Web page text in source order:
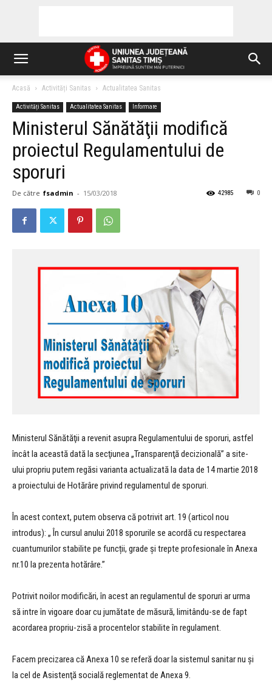
Acasă Activități Sanitas Actualitatea Sanitas
Activități Sanitas Actualitatea Sanitas Informare
Ministerul Sănătăţii modifică
proiectul Regulamentului de
sporuri
De către fsadmin - 15/03/2018 0
42985
Ministerul Sănătăţii a revenit asupra Regulamentului de sporuri, astfel
încât la această dată la secţiunea „Transparenţă decizională” a site-
ului propriu putem regăsi varianta actualizată la data de 14 martie 2018
a proiectului de Hotărâre privind regulamentul de sporuri.
În acest context, putem observa că potrivit art. 19 (articol nou
introdus): „ În cursul anului 2018 sporurile se acordă cu respectarea
cuantumurilor stabilite pe funcții, grade și trepte profesionale în Anexa
nr.10 la prezenta hotărâre.”
Potrivit noilor modificări, în acest an regulamentul de sporuri ar urma
să intre în vigoare doar cu jumătate de măsură, limitându-se de fapt
acordarea propriu-zisă a procentelor stabilite în regulament.
Facem precizarea că Anexa 10 se referă doar la sistemul sanitar nu şi
la cel de Asistenţă socială reglementat de Anexa 9.